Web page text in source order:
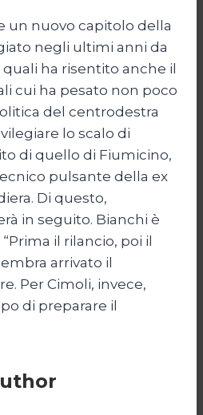
un nuovo capitolo della
negli ultimi anni da
ha risentito anche il
cui ha pesato non poco
del centrodestra
lo scalo di
di quello di Fiumicino,
pulsante della ex
Di questo,
in seguito. Bianchi è
il rilancio, poi il
arrivato il
Per Cimoli, invece,
di preparare il